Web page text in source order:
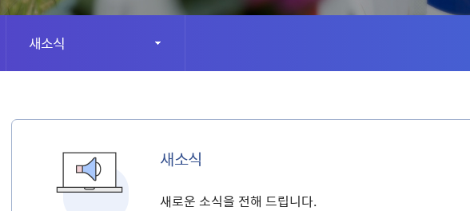
새소식
새소식
새로운 소식을 전해 드립니다.